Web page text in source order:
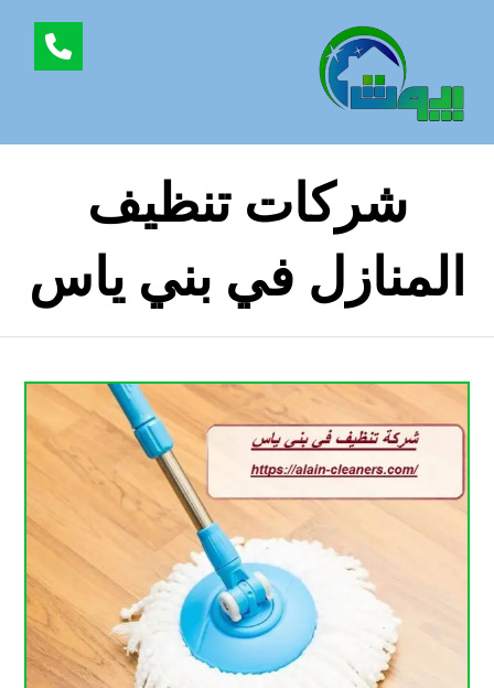
شركات تنظيف
المنازل في بني ياس